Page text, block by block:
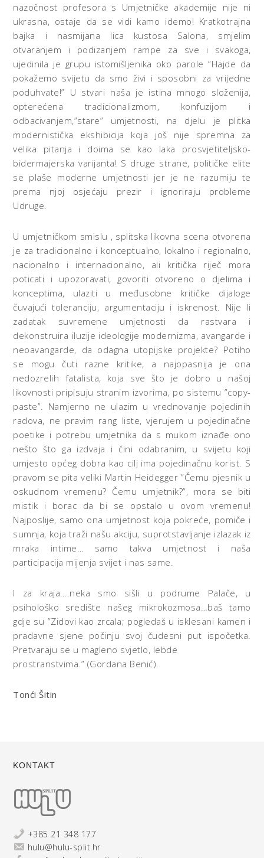
nazočnost profesora s Umjetničke akademije nije ni
ukrasna, ostaje da se vidi kamo idemo! Kratkotrajna
bajka i nasmijana lica kustosa Salona, smjelim
otvaranjem i podizanjem rampe za sve i svakoga,
ujedinila je grupu istomišljenika oko parole ”Hajde da
pokažemo svijetu da smo živi i sposobni za vrijedne
poduhvate!” U stvari naša je istina mnogo složenija,
opterećena tradicionalizmom, konfuzijom i
odbacivanjem,”stare” umjetnosti, na djelu je plitka
modernistička ekshibicija koja još nije spremna za
velika pitanja i doima se kao laka prosvjetiteljsko-
bidermajerska varijanta! S druge strane, političke elite
se plaše moderne umjetnosti jer je ne razumiju te
prema njoj osjećaju prezir i ignoriraju probleme
Udruge.
U umjetničkom smislu , splitska likovna scena otvorena
je za tradicionalno i konceptualno, lokalno i regionalno,
nacionalno i internacionalno, ali kritička riječ mora
poticati i upozoravati, govoriti otvoreno o djelima i
konceptima, ulaziti u međusobne kritičke dijaloge
čuvajući toleranciju, argumentaciju i iskrenost. Nije li
zadatak suvremene umjetnosti da rastvara i
dekonstruira iluzije ideologije modernizma, avangarde i
neoavangarde, da odagna utopijske projekte? Potiho
se mogu čuti razne kritike, a najopasnija je ona
nedozrelih fatalista, koja sve što je dobro u našoj
likovnosti pripisuju stranim izvorima, po sistemu ”copy-
paste”. Namjerno ne ulazim u vrednovanje pojedinih
radova, ne pravim rang liste, vjerujem u pojedinačne
poetike i potrebu umjetnika da s mukom iznađe ono
nešto što ga izdvaja i čini odabranim, u svijetu koji
umjesto općeg dobra kao cilj ima pojedinačnu korist. S
pravom se pita veliki Martin Heidegger ”Čemu pjesnik u
oskudnom vremenu? Čemu umjetnik?”, mora se biti
mistik i borac da bi se opstalo u ovom vremenu!
Najposlije, samo ona umjetnost koja pokreće, pomiče i
sumnja, koja traži našu akciju, suprotstavljanje izlazak iz
mraka intime… samo takva umjetnost i naša
participacija mijenja svijet i nas same.
I za kraja….neka smo sišli u podrume Palače, u
psihološko središte našeg mikrokozmosa…baš tamo
gdje su ”Zidovi kao zrcala; pogledaš u isklesani kamen i
pradavne sjene počinju svoj čudesni put ispočetka.
Pretvaraju se u magleno svjetlo, lebde
prostranstvima.” (Gordana Benić).
Tonći Šitin
KONTAKT
+385 21 348 177
hulu@hulu-split.hr